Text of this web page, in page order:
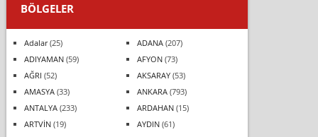
BÖLGELER
Adalar(25) ADANA(207)
ADIYAMAN(59) AFYON(73)
AĞRI (52) AKSARAY(53)
AMASYA(33) ANKARA(793)
ANTALYA(233) ARDAHAN(15)
ARTVİN(19) AYDIN(61)